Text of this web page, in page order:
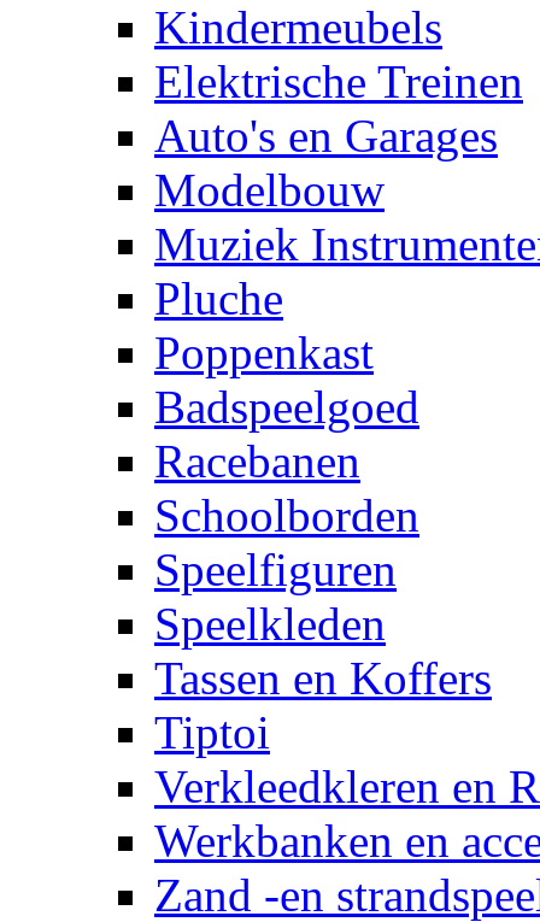
Kindermeubels
Elektrische Treinen
Auto's en Garages
Modelbouw
Muziek
Pluche
Poppenkast
Badspeelgoed
Racebanen
Schoolborden
Speelfiguren
Speelkleden
Tassen en Koffers
Tiptoi
Verkleedkleren en
Werkbanken en
Zand -en